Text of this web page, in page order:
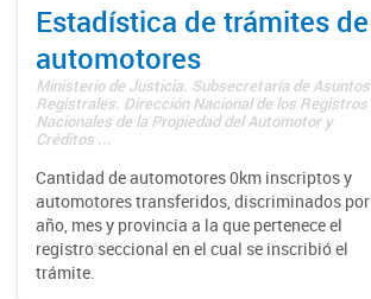
Estadística de trámites de
automotores
Ministerio de Justicia. Subsecretaría de Asuntos
Registrales. Dirección Nacional de los Registros
Nacionales de la Propiedad del Automotor y
Créditos ...
Cantidad de automotores 0km inscriptos y
automotores transferidos, discriminados por
año, mes y provincia a la que pertenece el
registro seccional en el cual se inscribió el
trámite.